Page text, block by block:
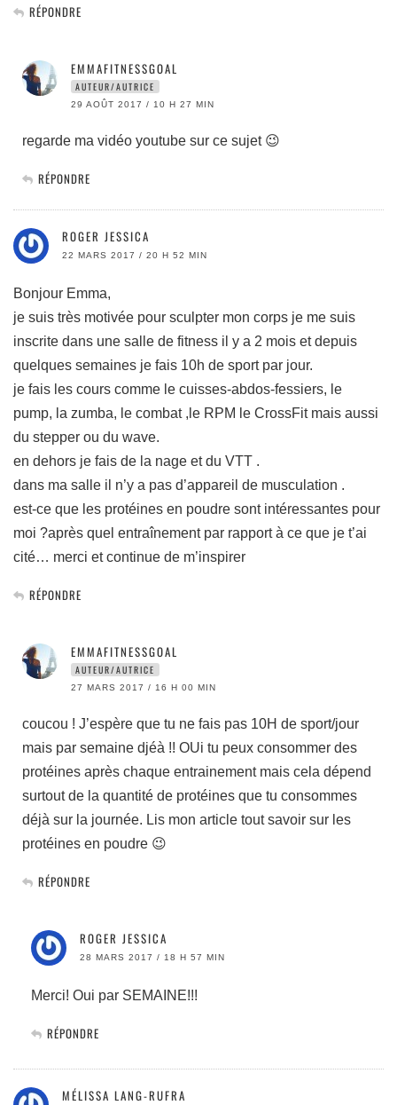
RÉPONDRE
EMMAFITNESSGOAL
AUTEUR/AUTRICE
29 AOÛT 2017 / 10 H 27 MIN
regarde ma vidéo youtube sur ce sujet 😉
RÉPONDRE
ROGER JESSICA
22 MARS 2017 / 20 H 52 MIN
Bonjour Emma,
je suis très motivée pour sculpter mon corps je me suis
inscrite dans une salle de fitness il y a 2 mois et depuis
quelques semaines je fais 10h de sport par jour.
je fais les cours comme le cuisses-abdos-fessiers, le
pump, la zumba, le combat ,le RPM le CrossFit mais aussi
du stepper ou du wave.
en dehors je fais de la nage et du VTT .
dans ma salle il n’y a pas d’appareil de musculation .
est-ce que les protéines en poudre sont intéressantes pour
moi ?après quel entraînement par rapport à ce que je t’ai
cité… merci et continue de m’inspirer
RÉPONDRE
EMMAFITNESSGOAL
AUTEUR/AUTRICE
27 MARS 2017 / 16 H 00 MIN
coucou ! J’espère que tu ne fais pas 10H de sport/jour
mais par semaine djéà !! OUi tu peux consommer des
protéines après chaque entrainement mais cela dépend
surtout de la quantité de protéines que tu consommes
déjà sur la journée. Lis mon article tout savoir sur les
protéines en poudre 😉
RÉPONDRE
ROGER JESSICA
28 MARS 2017 / 18 H 57 MIN
Merci! Oui par SEMAINE!!!
RÉPONDRE
MÉLISSA LANG-RUFRA